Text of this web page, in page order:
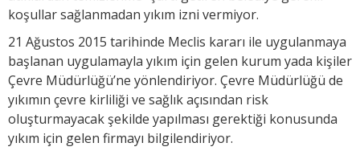
koşullar sağlanmadan yıkım izni vermiyor.
21 Ağustos 2015 tarihinde Meclis kararı ile uygulanmaya
başlanan uygulamayla yıkım için gelen kurum yada kişiler
Çevre Müdürlüğü’ne yönlendiriyor. Çevre Müdürlüğü de
yıkımın çevre kirliliği ve sağlık açısından risk
oluşturmayacak şekilde yapılması gerektiği konusunda
yıkım için gelen firmayı bilgilendiriyor.